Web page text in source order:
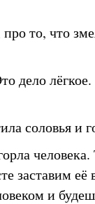
то, что
дело
соловья и
заставим её
и